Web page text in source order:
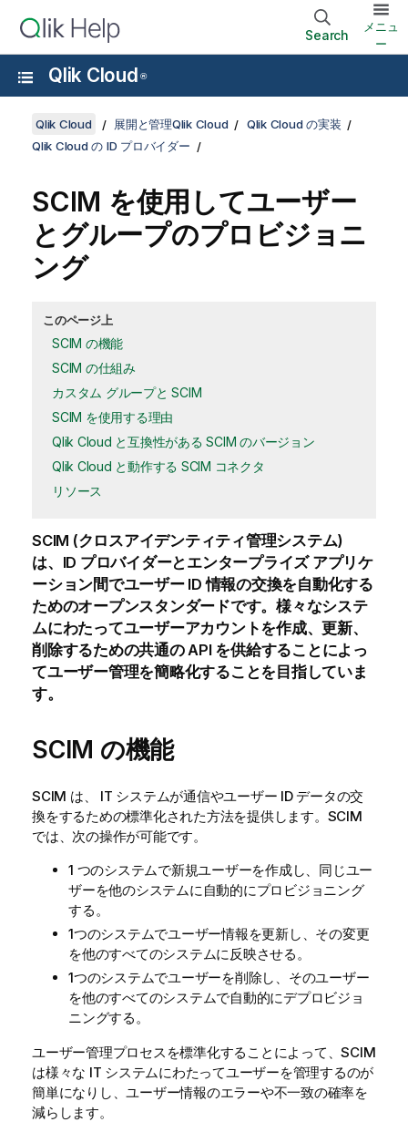
Search
メニュ
ー
Qlik Cloud ®
Qlik Cloud 展開と管理Qlik Cloud
Qlik Cloud の実装
Qlik Cloud の ID プロバイダー
SCIM を使用してユーザー
とグループのプロビジョニ
ング
このページ上
SCIM の機能
SCIM の仕組み
カスタム グループと SCIM
SCIM を使用する理由
Qlik Cloud と互換性がある SCIM のバージョン
Qlik Cloud と動作する SCIM コネクタ
リソース
SCIM (クロスアイデンティティ管理システム)
は、ID プロバイダーとエンタープライズ アプリケ
ーション間でユーザー ID 情報の交換を自動化する
ためのオープンスタンダードです。様々なシステ
ムにわたってユーザーアカウントを作成、更新、
削除するための共通の API を供給することによっ
てユーザー管理を簡略化することを目指していま
す。
SCIM の機能
SCIM は、 IT システムが通信やユーザー ID データの交
換をするための標準化された方法を提供します。SCIM
では、次の操作が可能です。
1 つのシステムで新規ユーザーを作成し、同じユー
ザーを他のシステムに自動的にプロビジョニング
する。
1つのシステムでユーザー情報を更新し、その変更
を他のすべてのシステムに反映させる。
1つのシステムでユーザーを削除し、そのユーザー
を他のすべてのシステムで自動的にデプロビジョ
ニングする。
ユーザー管理プロセスを標準化することによって、SCIM
は様々な IT システムにわたってユーザーを管理するのが
簡単になりし、ユーザー情報のエラーや不一致の確率を
減らします。